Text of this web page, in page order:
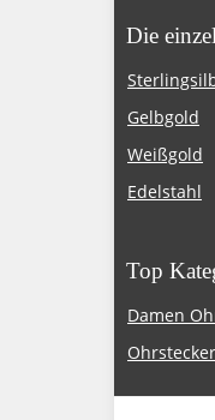
Die
Gelbgold
Weißgold
Edelstahl
Top
Damen